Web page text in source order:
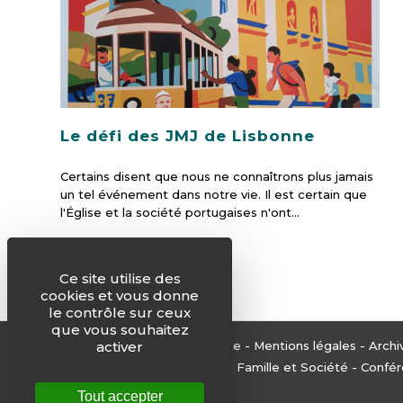
Le défi des JMJ de Lisbonne
Certains disent que nous ne connaîtrons plus jamais
un tel événement dans notre vie. Il est certain que
l'Église et la société portugaises n'ont…
© Justice & Paix - Plan du site - Mentions légales -
Edité par le Service National Famille et Société -
Ce site utilise des
cookies et vous donne
le contrôle sur ceux
que vous souhaitez
activer
Tout accepter